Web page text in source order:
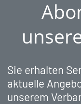
Sie erhalten
aktuelle
unserem